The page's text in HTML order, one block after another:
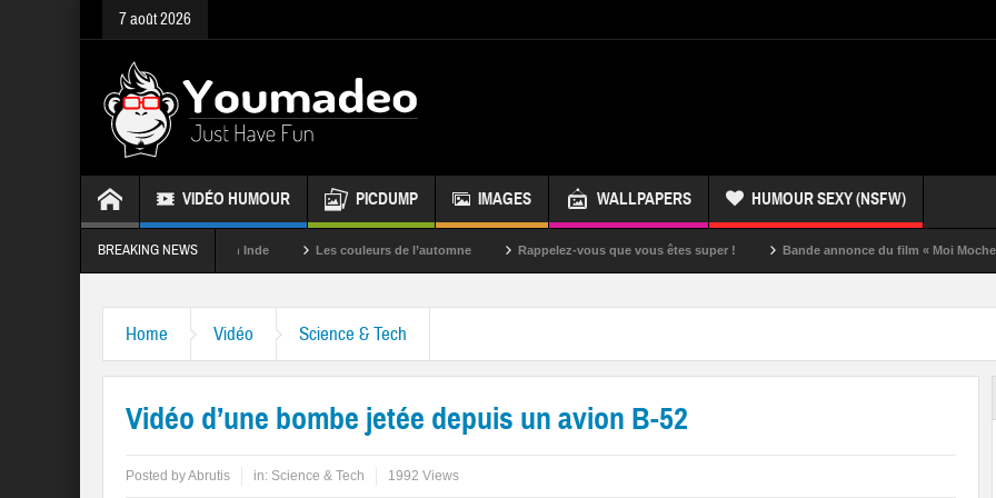
7 août 2026
VIDÉO HUMOUR PICDUMP IMAGES WALLPAPERS HUMOUR SEXY (NSFW)
BREAKING NEWS
La fête des couleurs en Inde Les couleurs de l’automne Rappelez-vous que vous êtes super ! Bande annonce du film « Moi Moche et
Home Vidéo Science & Tech
Vidéo d’une bombe jetée depuis un avion B-52
Posted byAbrutis in: Science & Tech 1992 Views